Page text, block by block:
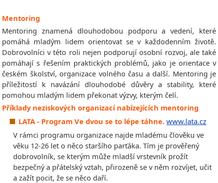
Mentoring
Mentoring znamená dlouhodobou podporu a vedení, které
pomáhá mladým lidem orientovat se v každodenním životě.
Dobrovolníci v této roli nejen podporují osobní rozvoj, ale také
pomáhají s řešením praktických problémů, jako je orientace v
českém školství, organizace volného času a další. Mentoring je
příležitostí k navázání dlouhodobé důvěry a stability, které
pomohou mladým lidem překonat výzvy, kterým čelí.
Příklady neziskových organizací nabízejících mentoring
LATA - Program Ve dvou se to lépe táhne. www.lata.cz
V rámci programu organizace najde mladému člověku ve
věku 12-26 let o něco staršího parťáka. Tím je prověřený
dobrovolník, se kterým může mladší vrstevník prožít
bezpečný a přátelský vztah, přirozeně se v něm rozvíjet, učit
a zažít pocit, že se něco daří.